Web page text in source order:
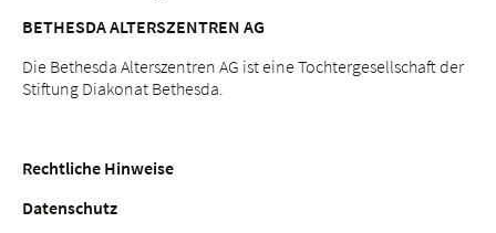
BETHESDA ALTERSZENTREN AG
Die Bethesda Alterszentren AG ist eine Tochtergesellschaft der
Stiftung Diakonat Bethesda.
Rechtliche Hinweise
Datenschutz